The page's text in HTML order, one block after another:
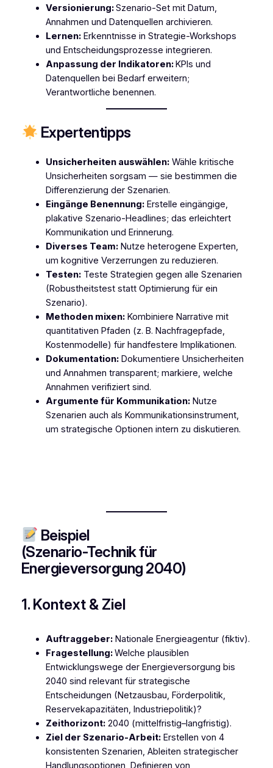
Versionierung:Szenario-Set mit Datum,
Annahmen und Datenquellen archivieren.
Lernen:Erkenntnisse in Strategie-Workshops
und Entscheidungsprozesse integrieren.
Anpassung der Indikatoren:KPIs und
Datenquellen bei Bedarf erweitern;
Verantwortliche benennen.
Expertentipps
Unsicherheiten auswählen:Wähle kritische
Unsicherheiten sorgsam — sie bestimmen die
Differenzierung der Szenarien.
Eingänge Benennung:Erstelle eingängige,
plakative Szenario-Headlines; das erleichtert
Kommunikation und Erinnerung.
Diverses Team:Nutze heterogene Experten,
um kognitive Verzerrungen zu reduzieren.
Testen:Teste Strategien gegen alle Szenarien
(Robustheitstest statt Optimierung für ein
Szenario).
Methoden mixen:Kombiniere Narrative mit
quantitativen Pfaden (z. B. Nachfragepfade,
Kostenmodelle) für handfestere Implikationen.
Dokumentation:Dokumentiere Unsicherheiten
und Annahmen transparent; markiere, welche
Annahmen verifiziert sind.
Argumente für Kommunikation:Nutze
Szenarien auch als Kommunikationsinstrument,
um strategische Optionen intern zu diskutieren.
Beispiel
(Szenario-Technik für
Energieversorgung 2040)
1. Kontext & Ziel
Auftraggeber:Nationale Energieagentur (fiktiv).
Fragestellung:Welche plausiblen
Entwicklungswege der Energieversorgung bis
2040 sind relevant für strategische
Entscheidungen (Netzausbau, Förderpolitik,
Reservekapazitäten, Industriepolitik)?
Zeithorizont:2040 (mittelfristig–langfristig).
Ziel der Szenario-Arbeit:Erstellen von 4
konsistenten Szenarien, Ableiten strategischer
Handlungsoptionen, Definieren von